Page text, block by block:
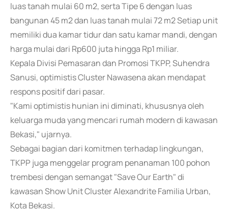
luas tanah mulai 60 m2, serta Tipe 6 dengan luas
bangunan 45 m2 dan luas tanah mulai 72 m2 Setiap unit
memiliki dua kamar tidur dan satu kamar mandi, dengan
harga mulai dari Rp600 juta hingga Rp1 miliar.
Kepala Divisi Pemasaran dan Promosi TKPP, Suhendra
Sanusi, optimistis Cluster Nawasena akan mendapat
respons positif dari pasar.
"Kami optimistis hunian ini diminati, khususnya oleh
keluarga muda yang mencari rumah modern di kawasan
Bekasi," ujarnya.
Sebagai bagian dari komitmen terhadap lingkungan,
TKPP juga menggelar program penanaman 100 pohon
trembesi dengan semangat "Save Our Earth" di
kawasan Show Unit Cluster Alexandrite Familia Urban,
Kota Bekasi.